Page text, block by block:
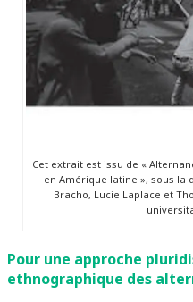
Cet extrait est issu de «
en Amérique latine », sous la
Bracho, Lucie Laplace et
Pour une approche
ethnographique des